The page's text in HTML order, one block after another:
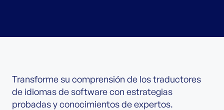
Transforme su comprensión de los traductores
de idiomas de software con estrategias
probadas y conocimientos de expertos.